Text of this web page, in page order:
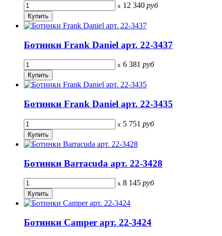
x 12 340 руб
Ботинки Frank Daniel арт. 22-3437
x 6 381 руб
Ботинки Frank Daniel арт. 22-3435
x 5 751 руб
Ботинки Barracuda арт. 22-3428
x 8 145 руб
Ботинки Camper арт. 22-3424